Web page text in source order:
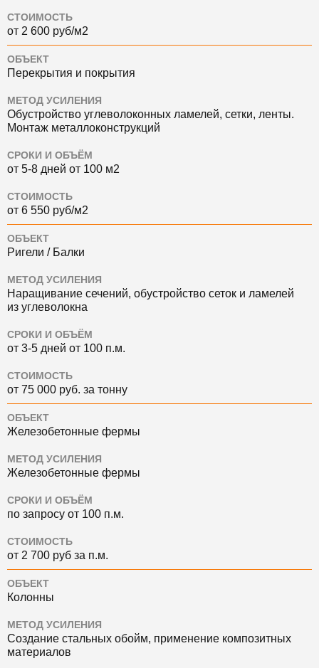
СТОИМОСТЬ
от 2 600 руб/м2
ОБЪЕКТ
Перекрытия и покрытия
МЕТОД УСИЛЕНИЯ
Обустройство углеволоконных ламелей, сетки, ленты.
Монтаж металлоконструкций
СРОКИ И ОБЪЁМ
от 5-8 дней от 100 м2
СТОИМОСТЬ
от 6 550 руб/м2
ОБЪЕКТ
Ригели / Балки
МЕТОД УСИЛЕНИЯ
Наращивание сечений, обустройство сеток и ламелей
из углеволокна
СРОКИ И ОБЪЁМ
от 3-5 дней от 100 п.м.
СТОИМОСТЬ
от 75 000 руб. за тонну
ОБЪЕКТ
Железобетонные фермы
МЕТОД УСИЛЕНИЯ
Железобетонные фермы
СРОКИ И ОБЪЁМ
по запросу от 100 п.м.
СТОИМОСТЬ
от 2 700 руб за п.м.
ОБЪЕКТ
Колонны
МЕТОД УСИЛЕНИЯ
Создание стальных обойм, применение композитных
материалов